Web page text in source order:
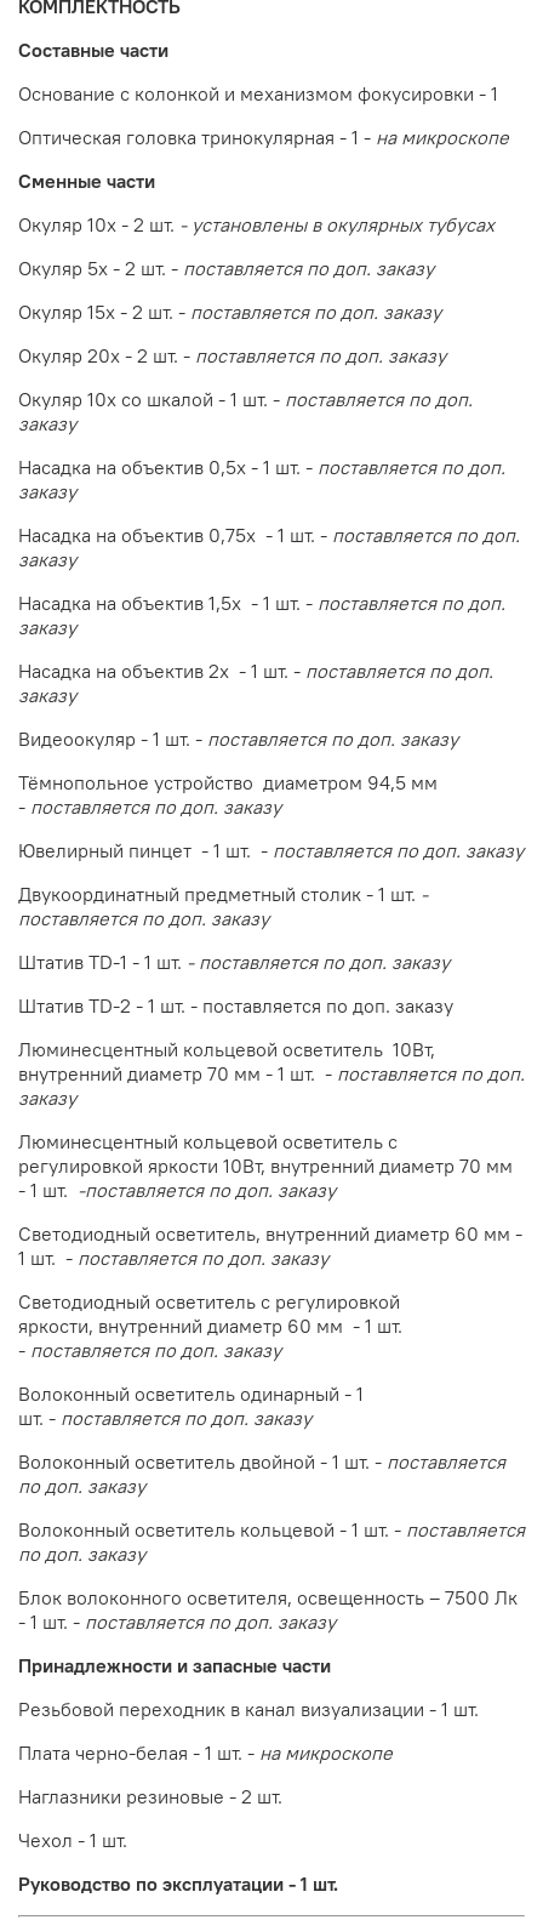
КОМПЛЕКТНОСТЬ
Составные части
Основание с колонкой и механизмом фокусировки - 1
Оптическая головка тринокулярная - 1 - на микроскопе
Сменные части
Окуляр 10х - 2 шт. - установлены в окулярных тубусах
Окуляр 5х - 2 шт. - поставляется по доп. заказу
Окуляр 15х - 2 шт. - поставляется по доп. заказу
Окуляр 20х - 2 шт. - поставляется по доп. заказу
Окуляр 10х со шкалой - 1 шт. - поставляется по доп.
заказу
Насадка на объектив 0,5х - 1 шт. - поставляется по доп.
заказу
Насадка на объектив 0,75х - 1 шт. - поставляется по доп.
заказу
Насадка на объектив 1,5х - 1 шт. - поставляется по доп.
заказу
Насадка на объектив 2х - 1 шт. - поставляется по доп.
заказу
Видеоокуляр - 1 шт. - поставляется по доп. заказу
Тёмнопольное устройство диаметром 94,5 мм
- поставляется по доп. заказу
Ювелирный пинцет - 1 шт. - поставляется по доп. заказу
Двукоординатный предметный столик - 1 шт. -
поставляется по доп. заказу
Штатив TD-1 - 1 шт. - поставляется по доп. заказу
Штатив TD-2 - 1 шт. - поставляется по доп. заказу
Люминесцентный кольцевой осветитель 10Вт,
внутренний диаметр 70 мм - 1 шт. - поставляется по доп.
заказу
Люминесцентный кольцевой осветитель с
регулировкой яркости 10Вт, внутренний диаметр 70 мм
- 1 шт. -поставляется по доп. заказу
Светодиодный осветитель, внутренний диаметр 60 мм -
1 шт. - поставляется по доп. заказу
Светодиодный осветитель с регулировкой
яркости, внутренний диаметр 60 мм - 1 шт.
- поставляется по доп. заказу
Волоконный осветитель одинарный - 1
шт. - поставляется по доп. заказу
Волоконный осветитель двойной - 1 шт. - поставляется
по доп. заказу
Волоконный осветитель кольцевой - 1 шт. - поставляется
по доп. заказу
Блок волоконного осветителя, освещенность – 7500 Лк
- 1 шт. - поставляется по доп. заказу
Принадлежности и запасные части
Резьбовой переходник в канал визуализации - 1 шт.
Плата черно-белая - 1 шт. - на микроскопе
Наглазники резиновые - 2 шт.
Чехол - 1 шт.
Руководство по эксплуатации - 1 шт.